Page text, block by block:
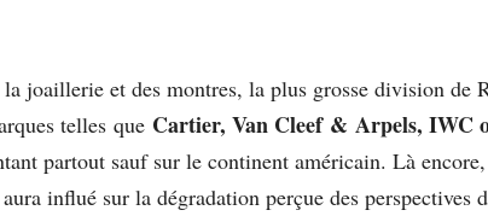
la joaillerie et des montres, la plus grosse division
telles que Cartier, Van Cleef & Arpels, IWC
partout sauf sur le continent américain. Là
influé sur la dégradation perçue des perspectives